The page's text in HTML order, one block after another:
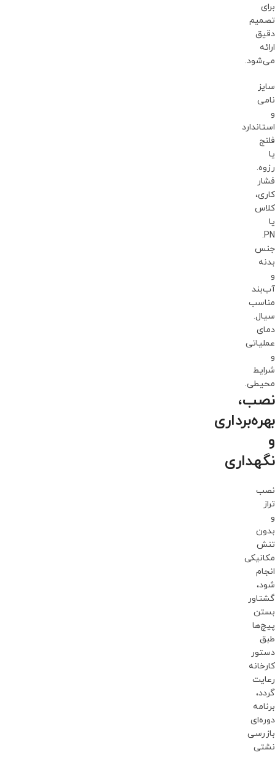
برای
تصمیم
دقیق
ارائه
می‌شود.
سایز
نامی
و
استاندارد
فلنج
یا
رزوه.
فشار
کاری،
کلاس
یا
PN.
جنس
بدنه
و
آب‌بند
مناسب
سیال.
دمای
عملیاتی
و
شرایط
محیطی.
نصب،
بهره‌برداری
و
نگهداری
نصب
تراز
و
بدون
تنش
مکانیکی
انجام
شود،
گشتاور
بستن
پیچ‌ها
طبق
دستور
کارخانه
رعایت
گردد،
برنامه
دوره‌ای
بازرسی
نشتی